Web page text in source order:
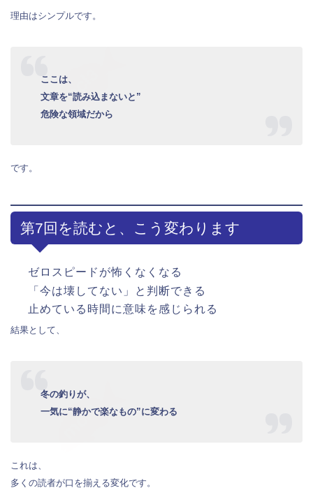
理由はシンプルです。
ここは、
文章を“読み込まないと”
危険な領域だから
です。
第7回を読むと、こう変わります
ゼロスピードが怖くなくなる
「今は壊してない」と判断できる
止めている時間に意味を感じられる
結果として、
冬の釣りが、
一気に“静かで楽なもの”に変わる
これは、
多くの読者が口を揃える変化です。